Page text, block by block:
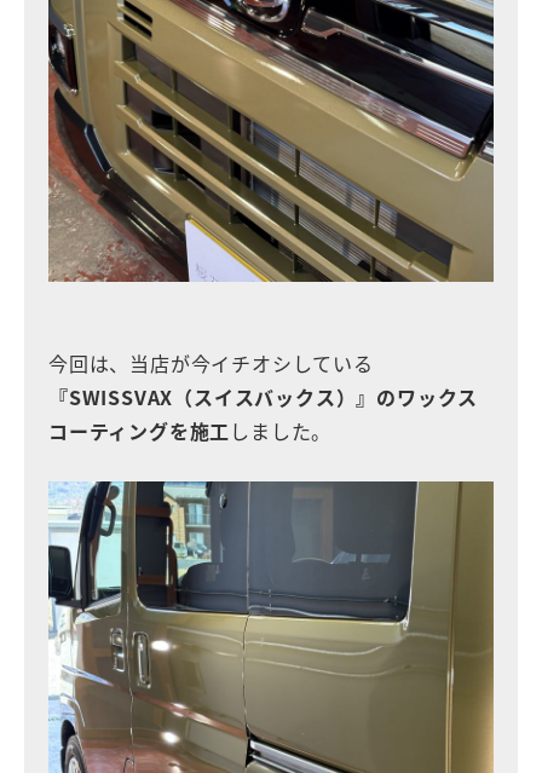
今回は、当店が今イチオシしている
『SWISSVAX（スイスバックス）』のワックス
コーティングを施工 しました。